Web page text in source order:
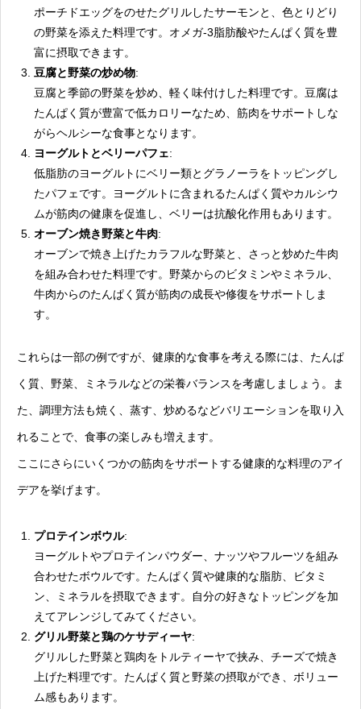
ポーチドエッグをのせたグリルしたサーモンと、色とりどり
の野菜を添えた料理です。オメガ-3脂肪酸やたんぱく質を豊
富に摂取できます。
豆腐と野菜の炒め物:
豆腐と季節の野菜を炒め、軽く味付けした料理です。豆腐は
たんぱく質が豊富で低カロリーなため、筋肉をサポートしな
がらヘルシーな食事となります。
ヨーグルトとベリーパフェ:
低脂肪のヨーグルトにベリー類とグラノーラをトッピングし
たパフェです。ヨーグルトに含まれるたんぱく質やカルシウ
ムが筋肉の健康を促進し、ベリーは抗酸化作用もあります。
オーブン焼き野菜と牛肉:
オーブンで焼き上げたカラフルな野菜と、さっと炒めた牛肉
を組み合わせた料理です。野菜からのビタミンやミネラル、
牛肉からのたんぱく質が筋肉の成長や修復をサポートしま
す。
これらは一部の例ですが、健康的な食事を考える際には、たんぱ
く質、野菜、ミネラルなどの栄養バランスを考慮しましょう。ま
た、調理方法も焼く、蒸す、炒めるなどバリエーションを取り入
れることで、食事の楽しみも増えます。
ここにさらにいくつかの筋肉をサポートする健康的な料理のアイ
デアを挙げます。
プロテインボウル:
ヨーグルトやプロテインパウダー、ナッツやフルーツを組み
合わせたボウルです。たんぱく質や健康的な脂肪、ビタミ
ン、ミネラルを摂取できます。自分の好きなトッピングを加
えてアレンジしてみてください。
グリル野菜と鶏のケサディーヤ:
グリルした野菜と鶏肉をトルティーヤで挟み、チーズで焼き
上げた料理です。たんぱく質と野菜の摂取ができ、ボリュー
ム感もあります。